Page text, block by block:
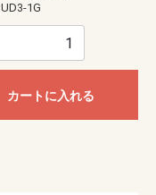
UD3-1G
カートに入れる